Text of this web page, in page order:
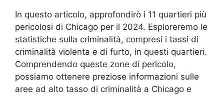
In questo articolo, approfondirò i 11 quartieri più
pericolosi di Chicago per il 2024. Esploreremo le
statistiche sulla criminalità, compresi i tassi di
criminalità violenta e di furto, in questi quartieri.
Comprendendo queste zone di pericolo,
possiamo ottenere preziose informazioni sulle
aree ad alto tasso di criminalità a Chicago e